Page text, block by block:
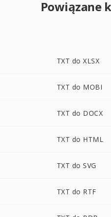
Powiązane
TXT do XLSX
TXT do MOBI
TXT do DOCX
TXT do HTML
TXT do SVG
TXT do RTF